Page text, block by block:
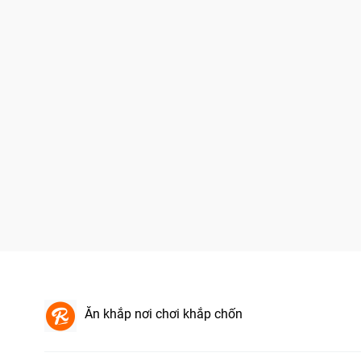
Ăn khắp nơi chơi khắp chốn